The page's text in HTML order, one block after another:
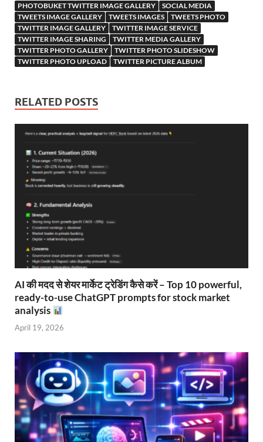
PHOTOBUKET TWITTER IMAGE GALLERY
SOCIAL MEDIA
TWEETS IMAGE GALLERY
TWEETS IMAGES
TWEETS PHOTO
TWITTER IMAGE GALLERY
TWITTER IMAGE SERVICE
TWITTER IMAGE SHARING
TWITTER MEDIA GALLERY
TWITTER PHOTO GALLERY
TWITTER PHOTO SLIDESHOW
TWITTER PHOTO UPLOAD
TWITTER PICTURE ALBUM
RELATED POSTS
AI की मदद से शेयर मार्केट ट्रेडिंग कैसे करें – Top 10 powerful,
ready-to-use ChatGPT prompts for stock market
analysis
April 19, 2026